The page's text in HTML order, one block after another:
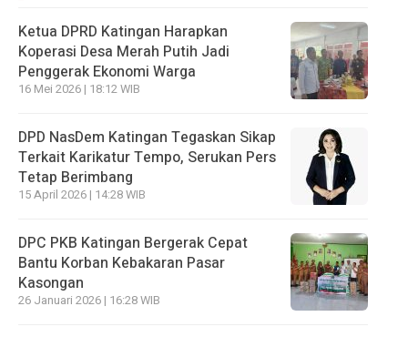
Ketua DPRD Katingan Harapkan
Koperasi Desa Merah Putih Jadi
Penggerak Ekonomi Warga
16 Mei 2026 | 18:12 WIB
DPD NasDem Katingan Tegaskan Sikap
Terkait Karikatur Tempo, Serukan Pers
Tetap Berimbang
15 April 2026 | 14:28 WIB
DPC PKB Katingan Bergerak Cepat
Bantu Korban Kebakaran Pasar
Kasongan
26 Januari 2026 | 16:28 WIB